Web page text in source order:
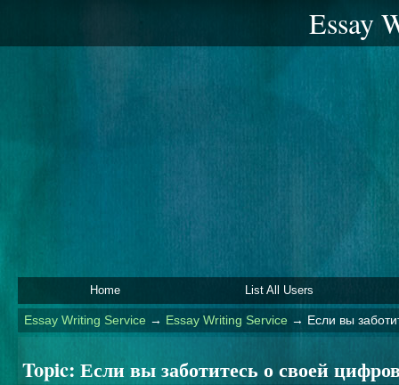
Essay
Home List All Users
Essay Writing Service → Essay Writing Service → Если вы
Topic: Если вы заботитесь о своей